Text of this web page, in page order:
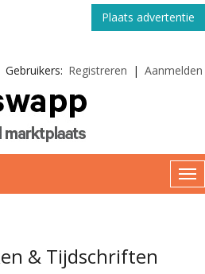
Plaats advertentie
Gebruikers: Registreren | Aanmelden
& Tijdschriften